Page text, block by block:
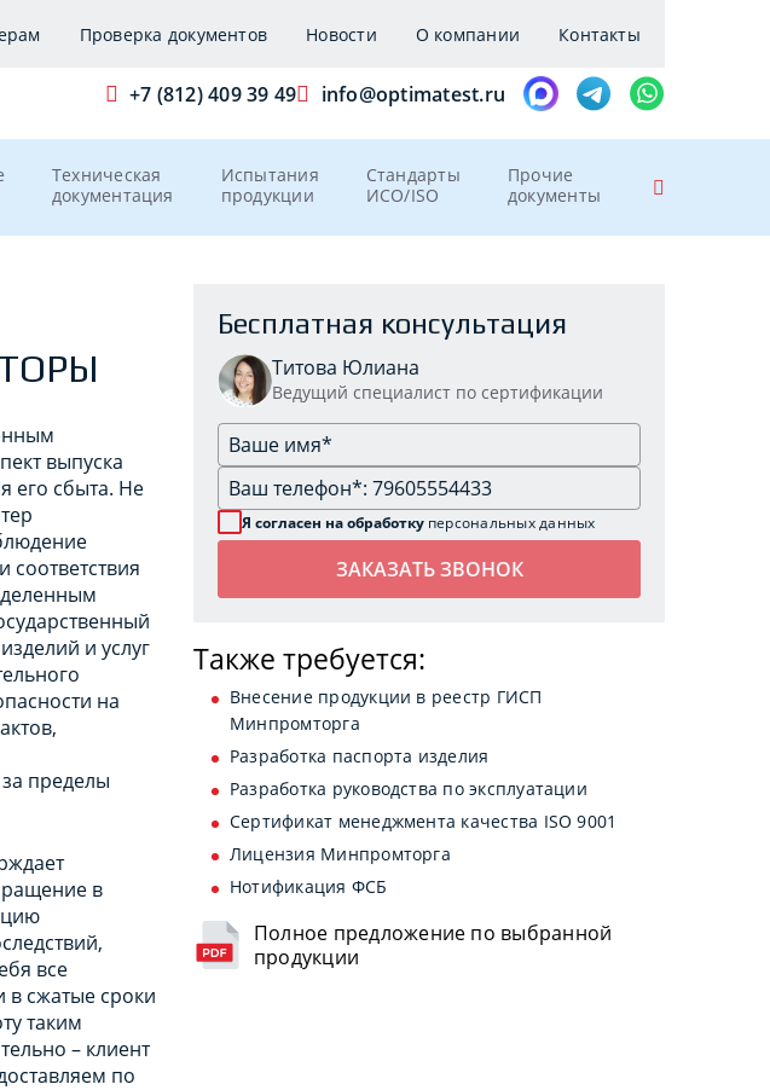
Проверка документов Новости О компании Контакты
+7 (812) 409 39 49 info@optimatest.ru
Техническая
документация
Испытания
продукции
Стандарты
ИСО/ISO
Прочие
документы
выпуска
его сбыта. Не
соответствия
и услуг
на
пределы
в
все
сжатые сроки
таким
– клиент
по
Бесплатная консультация
Титова Юлиана
Ведущий специалист по сертификации
Я согласен на обработку персональных данных
Также требуется:
Внесение продукции в реестр ГИСП
Минпромторга
Разработка паспорта изделия
Разработка руководства по эксплуатации
Сертификат менеджмента качества ISO 9001
Лицензия Минпромторга
Нотификация ФСБ
Полное предложение по выбранной
продукции